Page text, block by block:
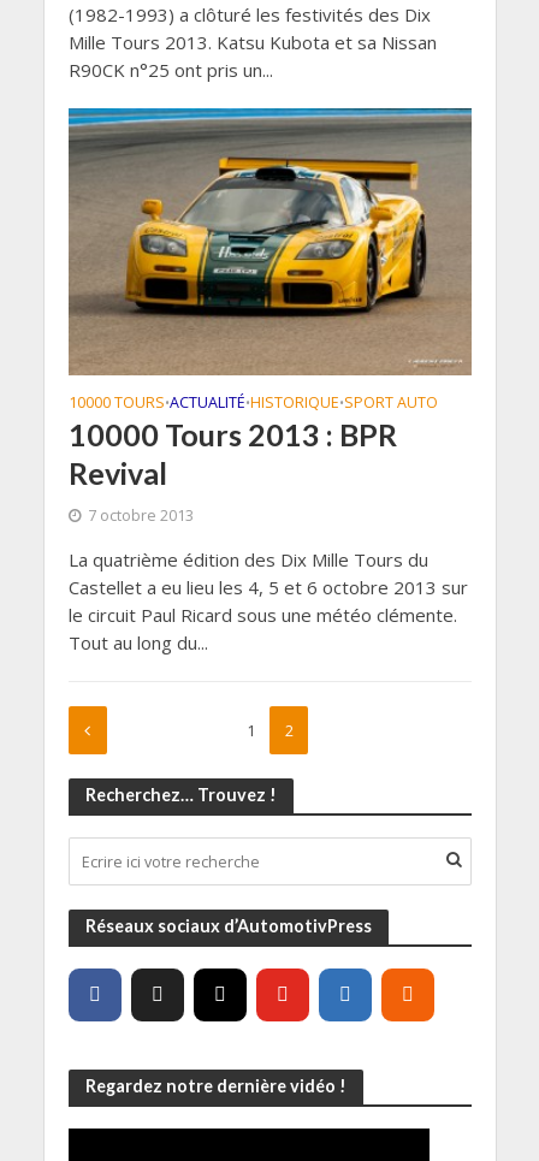
(1982-1993) a clôturé les festivités des Dix
Mille Tours 2013. Katsu Kubota et sa Nissan
R90CK n°25 ont pris un...
10000 TOURS•ACTUALITÉ•HISTORIQUE•SPORT AUTO
10000 Tours 2013 : BPR
Revival
7 octobre 2013
La quatrième édition des Dix Mille Tours du
Castellet a eu lieu les 4, 5 et 6 octobre 2013 sur
le circuit Paul Ricard sous une météo clémente.
Tout au long du...
1 2
Recherchez… Trouvez !
Réseaux sociaux d’AutomotivPress
Regardez notre dernière vidéo !